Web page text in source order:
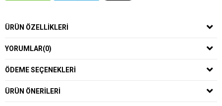
ÜRÜN ÖZELLIKLERI
YORUMLAR(0)
ÖDEME SEÇENEKLERI
ÜRÜN ÖNERILERI